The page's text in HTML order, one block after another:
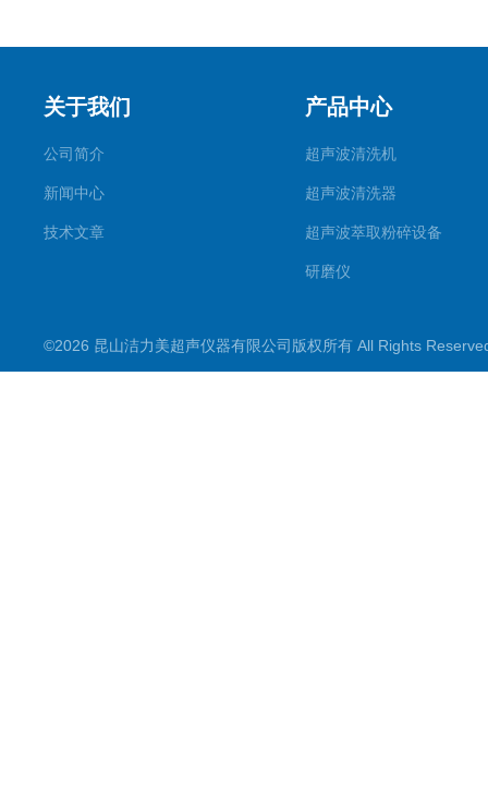
关于我们
公司简介
新闻中心
技术文章
产品中心
超声波清洗机
超声波清洗器
超声波萃取粉碎设备
研磨仪
超声波水浴
©2026 昆山洁力美超声仪器有限公司版权所有 All Rights